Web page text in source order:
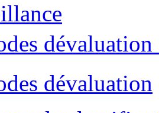
dévaluation